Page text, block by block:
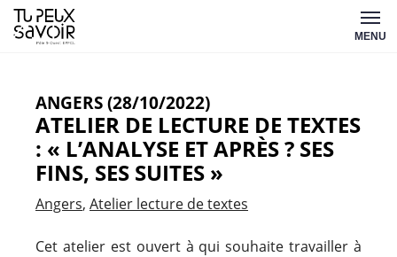
Aller
au
MENU
ANGERS (28/10/2022)
ATELIER DE LECTURE DE TEXTES
: « L’ANALYSE ET APRÈS ? SES
FINS, SES SUITES »
Angers Atelier lecture de textes
Cet atelier est ouvert à qui souhaite travailler à